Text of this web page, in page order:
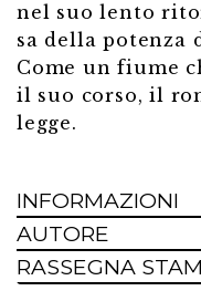
nel suo lento
sa della potenza
Come un fiume
il suo corso, il
legge.
INFORMAZIONI
AUTORE
RASSEGNA